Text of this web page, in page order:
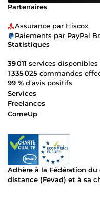
Partenaires
Assurance par Hiscox
Paiements par PayPal
Statistiques
39 011 services disponibles
1 335 025 commandes
99 % d’avis positifs
Services
Freelances
ComeUp
Adhère à la Fédération
distance (Fevad) et à sa